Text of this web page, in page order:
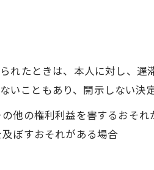
れたときは、本人に対し、
いこともあり、開示しない決
他の権利利益を害するおそれ
ぼすおそれがある場合